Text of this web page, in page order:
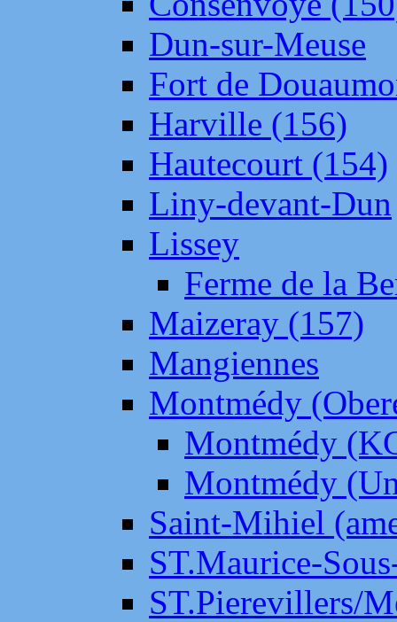
Dun-sur-Meuse
Fort de
Harville (156)
Hautecourt (154)
Liny-devant-Dun
Lissey
Ferme de la
Maizeray (157)
Mangiennes
Montmédy
Montmédy
Montmédy
Saint-Mihiel
ST.Maurice-
ST.Pierevillers/